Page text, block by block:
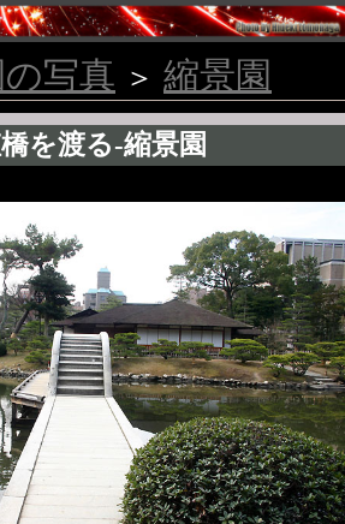
写真 ＞ 縮景園
を渡る-縮景園